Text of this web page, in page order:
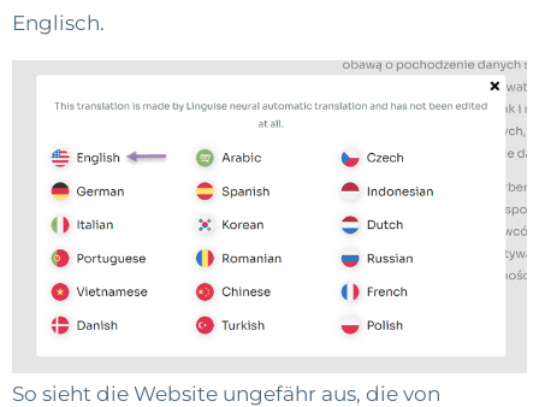
Englisch.
So sieht die Website ungefähr aus, die von